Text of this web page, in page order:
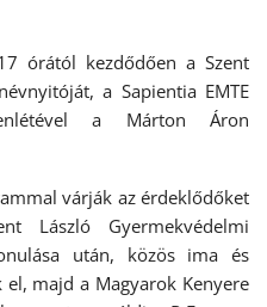
órától kezdődően a Szent
a Sapientia EMTE
a Márton Áron
várják az érdeklődőket
László Gyermekvédelmi
után, közös ima és
el, majd a Magyarok Kenyere